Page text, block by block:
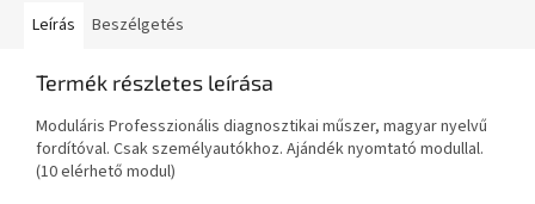
Leírás Beszélgetés
Termék részletes leírása
Moduláris Professzionális diagnosztikai műszer, magyar nyelvű
fordítóval. Csak személyautókhoz. Ajándék nyomtató modullal.
(10 elérhető modul)